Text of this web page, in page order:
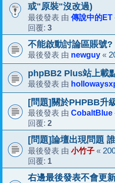
或"原裝"沒改過)
最後發表 由 傳說中的ET
回覆: 3
不能啟動討論區賬號?
最後發表 由 newguy «
phpBB2 Plus站上載
最後發表 由
[問題]關於PHPBB升
最後發表 由 CobaltBlue
回覆: 2
[問題]論壇出現問題
最後發表 由 小竹子 «
回覆: 1
右邊最後發表不會更